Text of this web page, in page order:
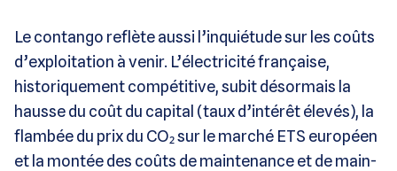
Le contango reflète aussi l’inquiétude sur les coûts
d’exploitation à venir. L’électricité française,
historiquement compétitive, subit désormais la
hausse du coût du capital (taux d’intérêt élevés), la
flambée du prix du CO₂ sur le marché ETS européen
et la montée des coûts de maintenance et de main-